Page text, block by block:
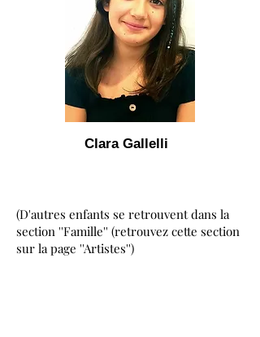
Clara Gallelli
(D'autres enfants se retrouvent dans la
section ''Famille'' (retrouvez cette section
sur la page ''Artistes'')